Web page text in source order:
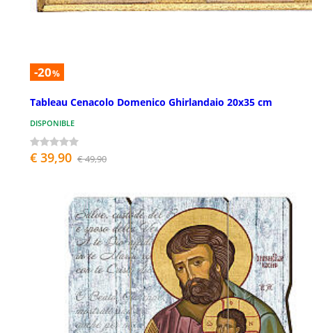
-20%
Tableau Cenacolo Domenico Ghirlandaio 20x35 cm
DISPONIBLE
€ 39,90 € 49,90